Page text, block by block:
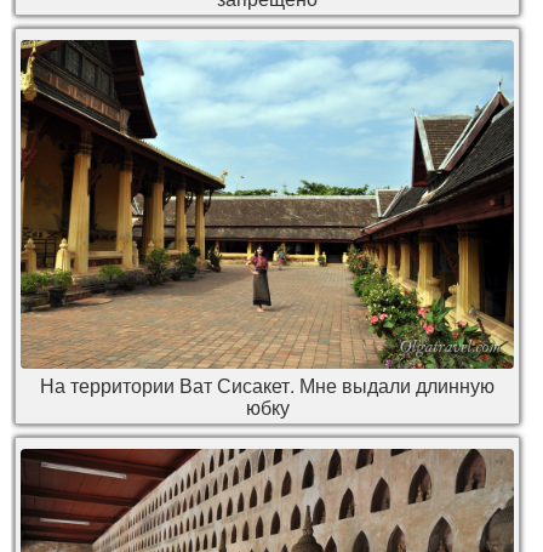
На территории Ват Сисакет. Мне выдали длинную
юбку